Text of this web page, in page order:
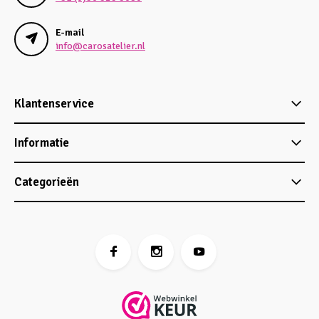
E-mail
info@carosatelier.nl
Klantenservice
Informatie
Categorieën